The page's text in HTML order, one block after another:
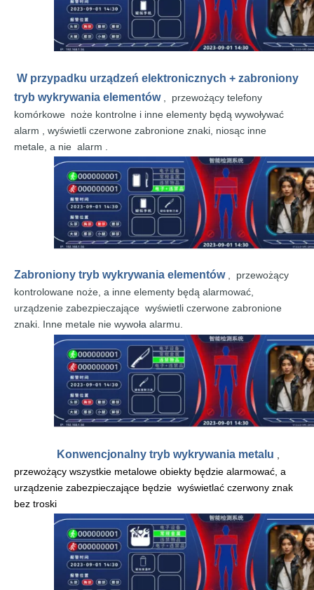
W przypadku urządzeń elektronicznych + zabroniony
tryb wykrywania elementów , przewożący telefony
komórkowe noże kontrolne i inne elementy będą wywoływać
alarm , wyświetli czerwone zabronione znaki, niosąc inne
metale, a nie alarm .
Zabroniony tryb wykrywania elementów , przewożący
kontrolowane noże, a inne elementy będą alarmować,
urządzenie zabezpieczające wyświetli czerwone zabronione
znaki. Inne metale nie wywoła alarmu.
Konwencjonalny tryb wykrywania metalu
przewożący wszystkie metalowe obiekty będzie alarmować, a
urządzenie zabezpieczające będzie wyświetlać czerwony znak
bez troski